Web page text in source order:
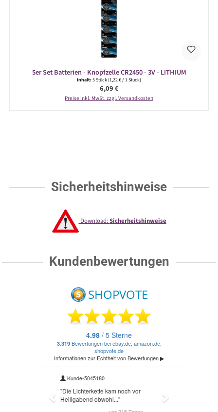
5er Set Batterien - Knopfzelle CR2450 - 3V - LITHIUM
Inhalt:5 Stück(1,22 € / 1 Stück)
Regulärer Preis:
6,09 €
Preise inkl. MwSt. zzgl. Versandkosten
Sicherheitshinweise
Download:Sicherheitshinweise
Kundenbewertungen